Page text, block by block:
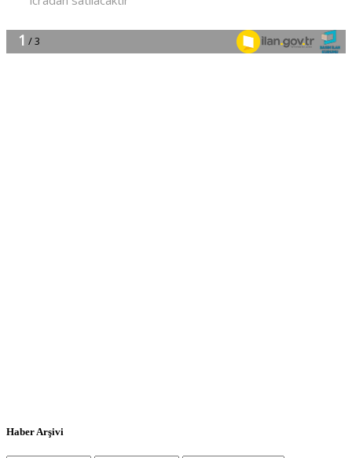
Haber Arşivi